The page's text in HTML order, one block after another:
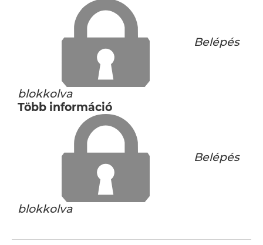
Belépés
blokkolva
Több információ
Belépés
blokkolva